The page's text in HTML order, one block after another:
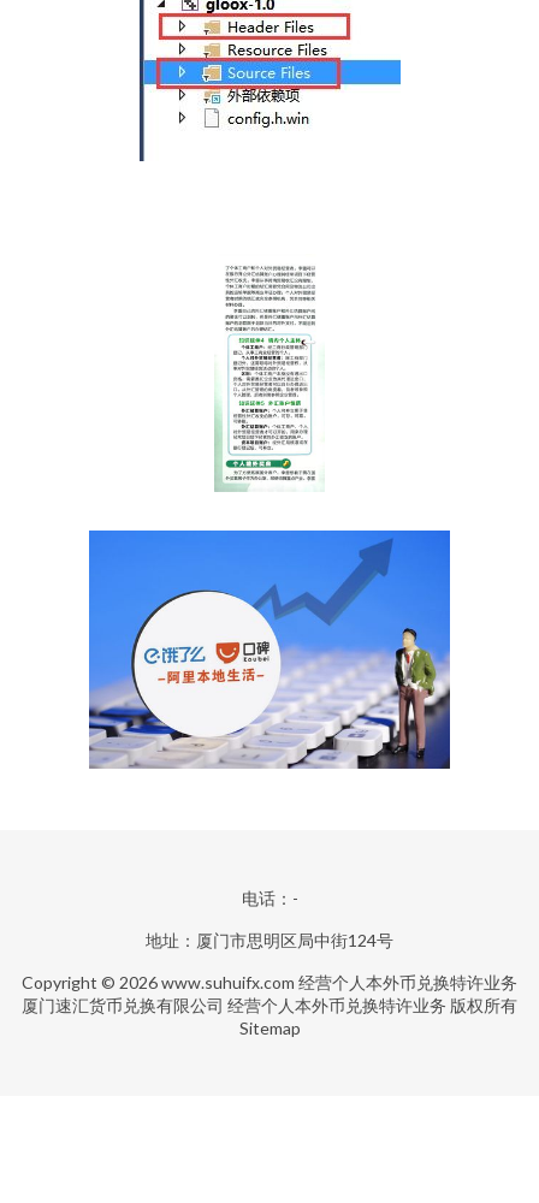
电话：-
地址：厦门市思明区局中街124号
Copyright © 2026www.suhuifx.com 经营个人本外币兑换特许业务
厦门速汇货币兑换有限公司 经营个人本外币兑换特许业务 版权所有
Sitemap